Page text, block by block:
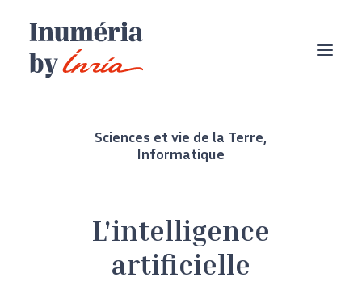
Sciences et vie de la Terre,
Informatique
L'intelligence
artificielle